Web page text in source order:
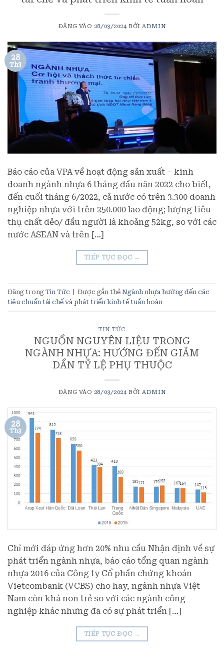
ĐĂNG VÀO 28/03/2024 BỞIADMIN
28
Th3
Báo cáo của VPA về hoạt động sản xuất – kinh
doanh ngành nhựa 6 tháng đầu năn 2022 cho biết,
đến cuối tháng 6/2022, cả nước có trên 3.300 doanh
nghiệp nhựa với trên 250.000 lao động; lượng tiêu
thụ chất dẻo/ đầu người là khoảng 52kg, so với các
nước ASEAN và trên […]
TIẾP TỤC ĐỌC →
Đăng trong Tin Tức | Được gắn thẻ Ngành nhựa hướng đến các
tiêu chuẩn tái chế và phát triển kinh tế tuần hoàn
TIN TỨC
NGUỒN NGUYÊN LIỆU TRONG
NGÀNH NHỰA: HƯỚNG ĐẾN GIẢM
DẦN TỶ LỆ PHỤ THUỘC
ĐĂNG VÀO 28/03/2024 BỞIADMIN
28
Th3
Chỉ mới đáp ứng hơn 20% nhu cầu Nhận định về sự
phát triển ngành nhựa, báo cáo tổng quan ngành
nhựa 2016 của Công ty Cổ phần chứng khoán
Vietcombank (VCBS) cho hay, ngành nhựa Việt
Nam còn khá non trẻ so với các ngành công
nghiệp khác nhưng đã có sự phát triển […]
TIẾP TỤC ĐỌC →